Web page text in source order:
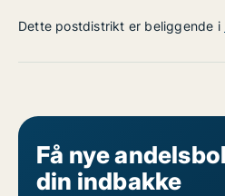
Dette postdistrikt er beliggende i
Få nye
din indbakke